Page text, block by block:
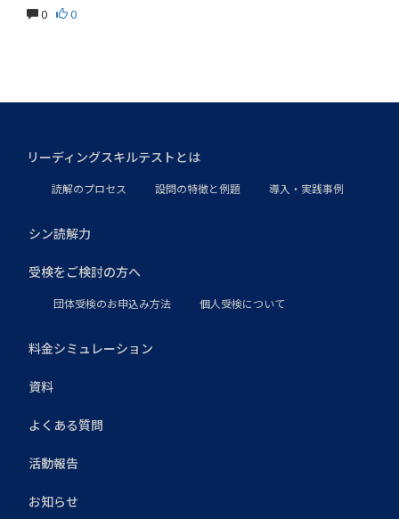
0 0
リーディングスキルテストとは
読解のプロセス 設問の特徴と例題 導入・実践事例
シン読解力
受検をご検討の方へ
団体受検のお申込み方法 個人受検について
料金シミュレーション
資料
よくある質問
活動報告
お知らせ